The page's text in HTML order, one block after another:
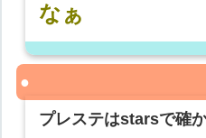
なぁ
プレステはstarsで確